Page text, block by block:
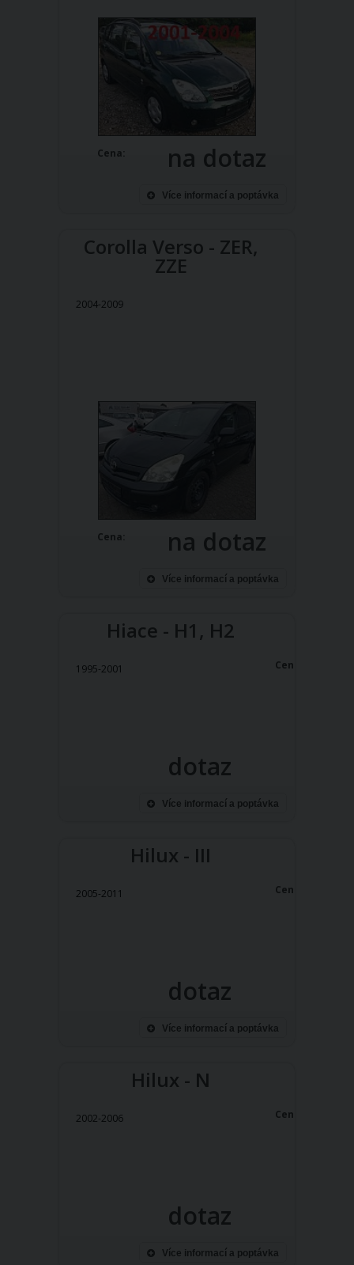
Cena: na dotaz
Více informací a poptávka
Corolla Verso - ZER,
ZZE
2004-2009
Cena: na dotaz
Více informací a poptávka
Hiace - H1, H2
1995-2001 Cena:
dotaz
Více informací a poptávka
Hilux - III
2005-2011 Cena:
dotaz
Více informací a poptávka
Hilux - N
2002-2006 Cena:
dotaz
Více informací a poptávka